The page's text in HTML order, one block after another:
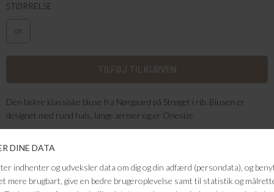
STØRRELSE
OS
Den lækre klassiske bluse fra Nørgaard på Strøget i rib. Blusen er
designet med rund hals, lange ærmer og er Onesize.
Kvalitet: 100% BCI Bomuld
Vaskeanvisning:Finvask 40 grader
Må ikke tørretromles